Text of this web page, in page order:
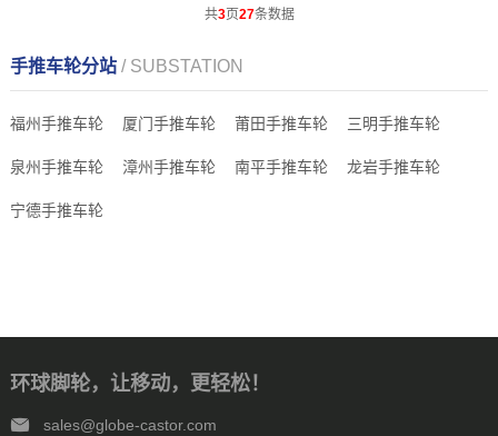
共3页27条数据
手推车轮分站 / SUBSTATION
福州手推车轮 厦门手推车轮 莆田手推车轮 三明手推车轮
泉州手推车轮 漳州手推车轮 南平手推车轮 龙岩手推车轮
宁德手推车轮
环球脚轮，让移动，更轻松！
sales@globe-castor.com